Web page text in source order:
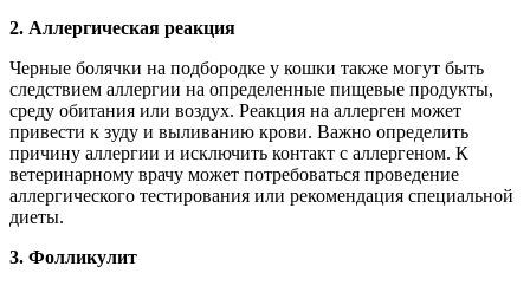
2. Аллергическая реакция
Черные болячки на подбородке у кошки также могут быть
следствием аллергии на определенные пищевые продукты,
среду обитания или воздух. Реакция на аллерген может
привести к зуду и выливанию крови. Важно определить
причину аллергии и исключить контакт с аллергеном. К
ветеринарному врачу может потребоваться проведение
аллергического тестирования или рекомендация специальной
диеты.
3. Фолликулит